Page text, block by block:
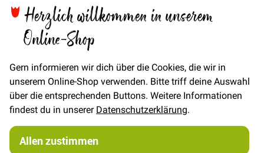
Herzlich willkommen in unserem
Online-Shop
Gern informieren wir dich über die Cookies, die wir in
unserem Online-Shop verwenden. Bitte triff deine Auswahl
über die entsprechenden Buttons. Weitere Informationen
findest du in unsererDatenschutzerklärung.
Allen zustimmen
Zum
Anfang
Bildgalerie
Sweat Uni - Mineral
VerfügbarkeitAuf Lager
15,00 €
€/METER(Freie Eingabe)
Menge